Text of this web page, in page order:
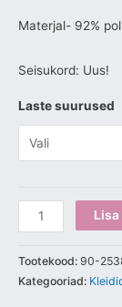
Materjal- 92%
Seisukord: Uus!
Laste suurused
Tootekood: 90-
Kategooriad: